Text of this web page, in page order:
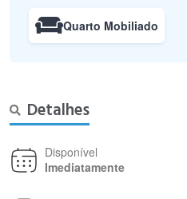
Quarto Mobiliado
Detalhes
Disponível
Imediatamente